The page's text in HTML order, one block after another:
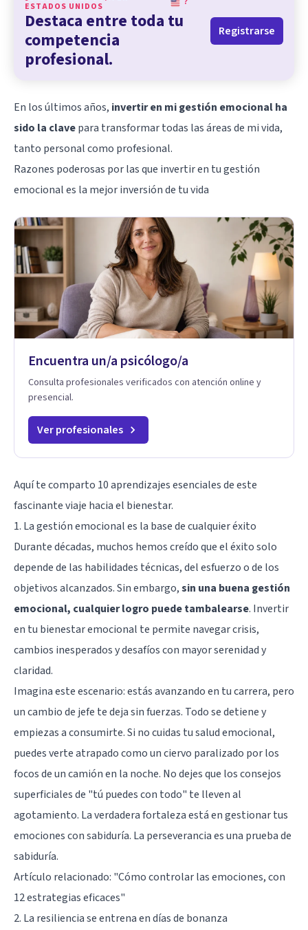
ESTADOS UNIDOS
Destaca entre toda tu
competencia
profesional.
Registrarse
En los últimos años, invertir en mi gestión emocional ha
sido la clavepara transformar todas las áreas de mi vida,
tanto personal como profesional.
Razones poderosas por las que invertir en tu gestión
emocional es la mejor inversión de tu vida
Encuentra un/a psicólogo/a
Consulta profesionales verificados con atención online y
presencial.
Ver profesionales
Aquí te comparto 10 aprendizajes esenciales de este
fascinante viaje hacia el bienestar.
1. La gestión emocional es la base de cualquier éxito
Durante décadas, muchos hemos creído que el éxito solo
depende de las habilidades técnicas, del esfuerzo o de los
objetivos alcanzados. Sin embargo,sin una buena gestión
emocional, cualquier logro puede tambalearse. Invertir
en tu bienestar emocional te permite navegar crisis,
cambios inesperados y desafíos con mayor serenidad y
claridad.
Imagina este escenario: estás avanzando en tu carrera, pero
un cambio de jefe te deja sin fuerzas. Todo se detiene y
empiezas a consumirte. Si no cuidas tu salud emocional,
puedes verte atrapado como un ciervo paralizado por los
focos de un camión en la noche. No dejes que los consejos
superficiales de "tú puedes con todo" te lleven al
agotamiento. La verdadera fortaleza está en gestionar tus
emociones con sabiduría. La perseverancia es una prueba de
sabiduría.
Artículo relacionado: "Cómo controlar las emociones, con
12 estrategias eficaces"
2. La resiliencia se entrena en días de bonanza